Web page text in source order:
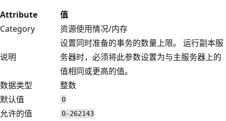
Attribute
值
Category
资源使用情况/内存
说明
设置同时准备的事务的数量上限。 运行副本服
务器时，必须将此参数设置为与主服务器上的
值相同或更高的值。
数据类型
整数
默认值
0
允许的值 0-262143